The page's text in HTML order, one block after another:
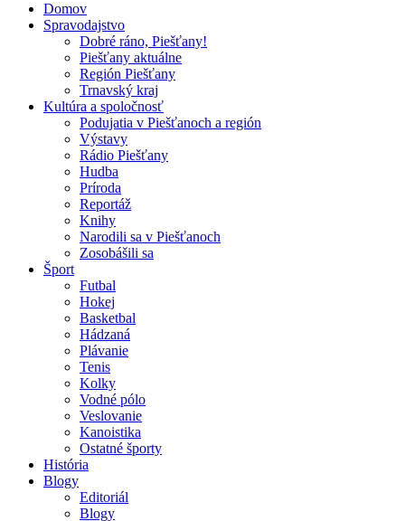
Domov
Spravodajstvo
Dobré ráno, Piešťany!
Piešťany aktuálne
Región Piešťany
Trnavský kraj
Kultúra a spoločnosť
Podujatia v Piešťanoch a región
Výstavy
Rádio Piešťany
Hudba
Príroda
Reportáž
Knihy
Narodili sa v Piešťanoch
Zosobášili sa
Šport
Futbal
Hokej
Basketbal
Hádzaná
Plávanie
Tenis
Kolky
Vodné pólo
Veslovanie
Kanoistika
Ostatné športy
História
Blogy
Editoriál
Blogy